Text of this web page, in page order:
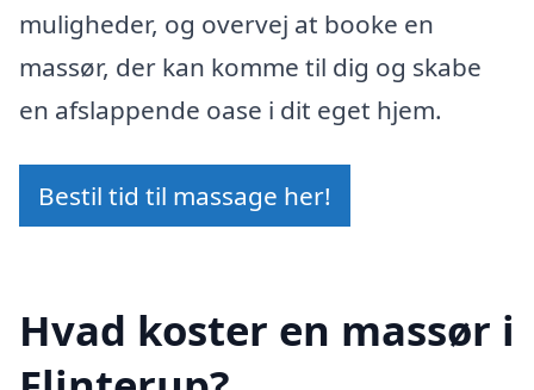
muligheder, og overvej at booke en
massør, der kan komme til dig og skabe
en afslappende oase i dit eget hjem.
Bestil tid til massage her!
Hvad koster en massør i